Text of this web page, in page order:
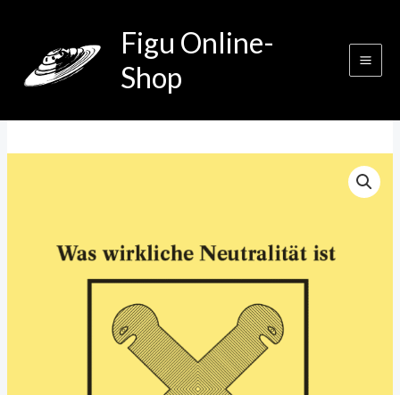
springen
Figu Online-
Shop